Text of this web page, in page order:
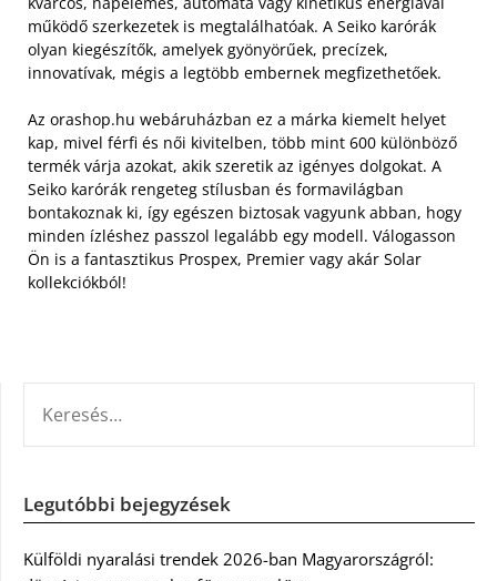
működő szerkezetek is megtalálhatóak. A Seiko karórák
olyan kiegészítők, amelyek gyönyörűek, precízek,
innovatívak, mégis a legtöbb embernek megfizethetőek.
Az orashop.hu webáruházban ez a márka kiemelt helyet
kap, mivel férfi és női kivitelben, több mint 600 különböző
termék várja azokat, akik szeretik az igényes dolgokat. A
Seiko karórák rengeteg stílusban és formavilágban
bontakoznak ki, így egészen biztosak vagyunk abban, hogy
minden ízléshez passzol legalább egy modell. Válogasson
Ön is a fantasztikus Prospex, Premier vagy akár Solar
kollekciókból!
Legutóbbi bejegyzések
Külföldi nyaralási trendek 2026-ban Magyarországról: